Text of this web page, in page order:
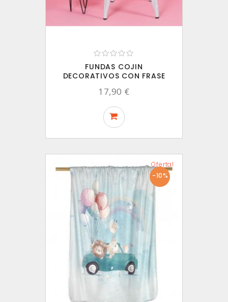
FUNDAS COJIN
DECORATIVOS CON FRASE
17,90 €
-10%
Oferta!